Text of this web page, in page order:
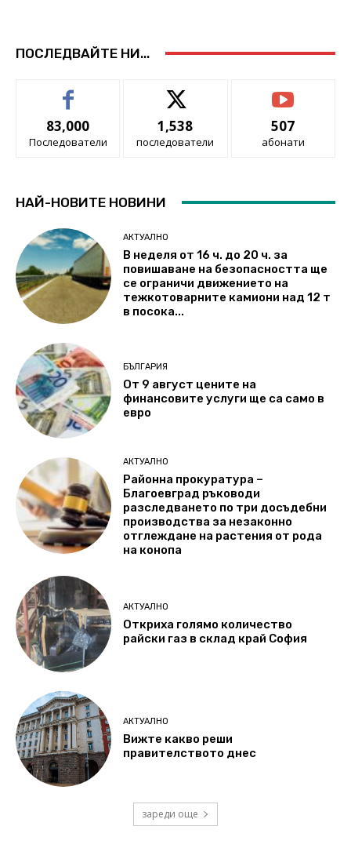
ПОСЛЕДВАЙТЕ НИ...
83,000
Последователи
1,538
последователи
507
абонати
НАЙ-НОВИТЕ НОВИНИ
АКТУАЛНО
В неделя от 16 ч. до 20 ч. за
повишаване на безопасността ще
се ограничи движението на
тежкотоварните камиони над 12 т
в посока...
БЪЛГАРИЯ
От 9 август цените на
финансовите услуги ще са само в
евро
АКТУАЛНО
Районна прокуратура –
Благоевград ръководи
разследването по три досъдебни
производства за незаконно
отглеждане на растения от рода
на конопа
АКТУАЛНО
Откриха голямо количество
райски газ в склад край София
АКТУАЛНО
Вижте какво реши
правителството днес
зареди още